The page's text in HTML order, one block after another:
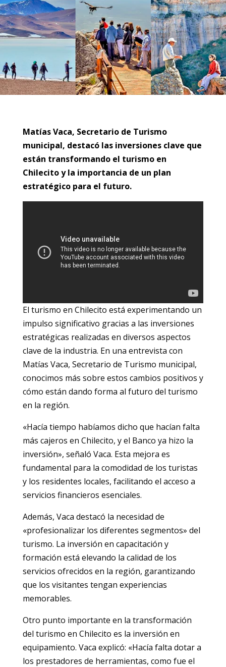
Matías Vaca, Secretario de Turismo
municipal, destacó las inversiones clave que
están transformando el turismo en
Chilecito y la importancia de un plan
estratégico para el futuro.
El turismo en Chilecito está experimentando un
impulso significativo gracias a las inversiones
estratégicas realizadas en diversos aspectos
clave de la industria. En una entrevista con
Matías Vaca, Secretario de Turismo municipal,
conocimos más sobre estos cambios positivos y
cómo están dando forma al futuro del turismo
en la región.
«Hacía tiempo habíamos dicho que hacían falta
más cajeros en Chilecito, y el Banco ya hizo la
inversión», señaló Vaca. Esta mejora es
fundamental para la comodidad de los turistas
y los residentes locales, facilitando el acceso a
servicios financieros esenciales.
Además, Vaca destacó la necesidad de
«profesionalizar los diferentes segmentos» del
turismo. La inversión en capacitación y
formación está elevando la calidad de los
servicios ofrecidos en la región, garantizando
que los visitantes tengan experiencias
memorables.
Otro punto importante en la transformación
del turismo en Chilecito es la inversión en
equipamiento. Vaca explicó: «Hacía falta dotar a
los prestadores de herramientas, como fue el